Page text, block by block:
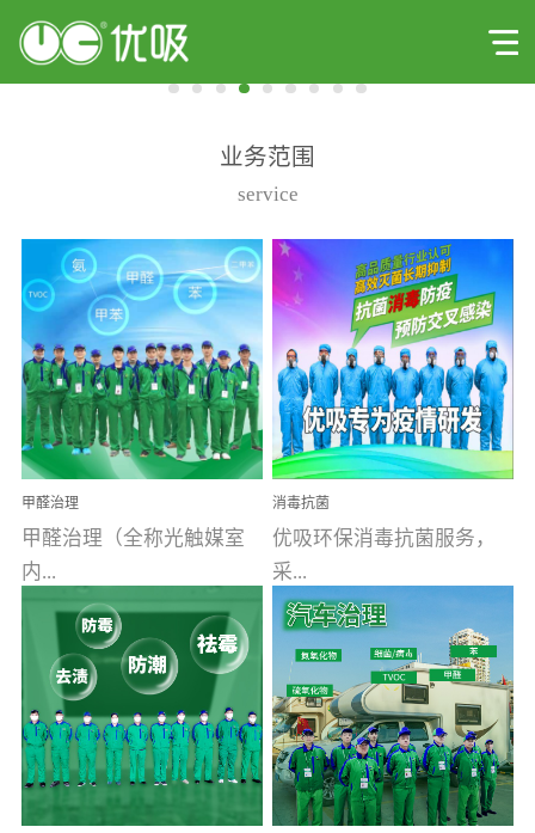
业务范围
service
甲醛治理
甲醛治理（全称光触媒室
内...
空气污染净化治理）工业
文明的进步，创造了多姿
多彩的家居产品和生活情
调，但也带来了以甲醛为
首的室内...
消毒抗菌
优吸环保消毒抗菌服务，
采...
用行业公认奥维牌消毒
液，具备杀死人体冠状病
毒的功效，杀菌率
99.99%。相对于传统消毒
液来说，无...